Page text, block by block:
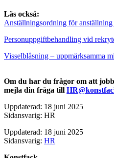
Läs också:
Anställningsordning för
Personuppgiftbehandling vid
Visselblåsning – uppmärksamma
Om du har du frågor om att
mejla din fråga till
Uppdaterad: 18 juni 2025
Sidansvarig: HR
Uppdaterad: 18 juni 2025
Sidansvarig: HR